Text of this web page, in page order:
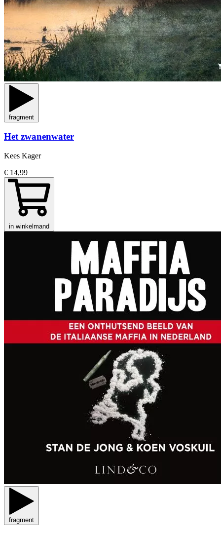
fragment
Het zwanenwater
Kees Kager
€ 14,99
in winkelmand
fragment